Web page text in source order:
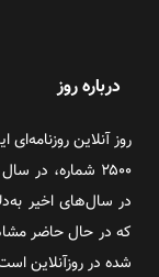
درباره روز
در سال‌های اخیر
که در حال حاضر
شده در روزآنلاین